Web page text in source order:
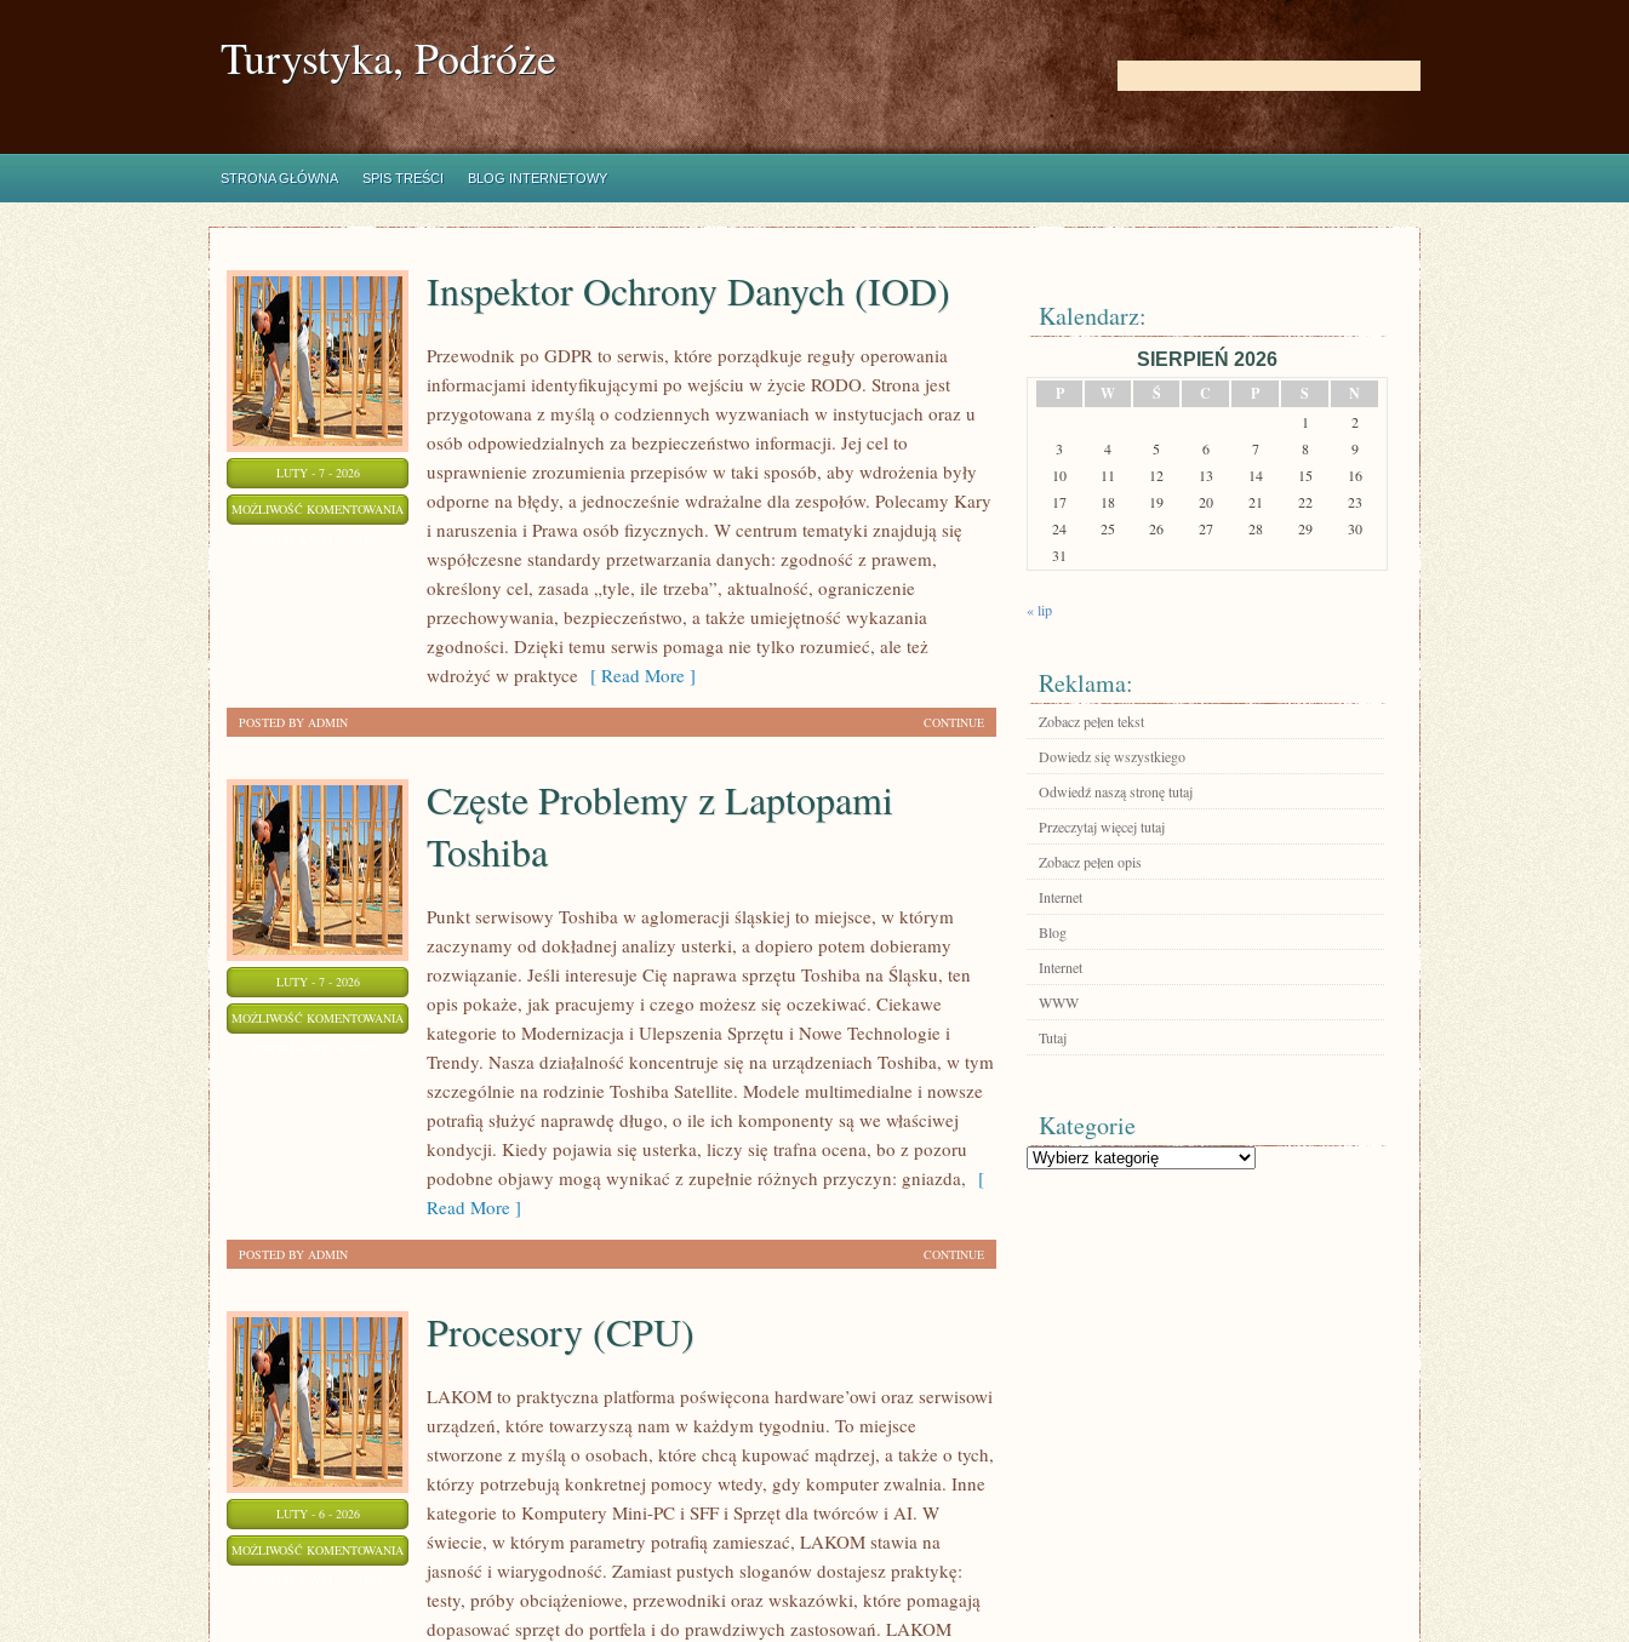
Turystyka, Podróże
STRONA GŁÓWNA SPIS TREŚCI BLOG INTERNETOWY
LUTY - 7 - 2026
MOŻLIWOŚĆ KOMENTOWANIA INSPEKTOR
OCHRONY
DANYCH
(IOD)
Inspektor Ochrony Danych (IOD)
Przewodnik po GDPR to serwis, które porządkuje reguły operowania
informacjami identyfikującymi po wejściu w życie RODO. Strona jest
przygotowana z myślą o codziennych wyzwaniach w instytucjach oraz u
osób odpowiedzialnych za bezpieczeństwo informacji. Jej cel to
usprawnienie zrozumienia przepisów w taki sposób, aby wdrożenia były
odporne na błędy, a jednocześnie wdrażalne dla zespołów. Polecamy Kary
i naruszenia i Prawa osób fizycznych. W centrum tematyki znajdują się
współczesne standardy przetwarzania danych: zgodność z prawem,
określony cel, zasada „tyle, ile trzeba”, aktualność, ograniczenie
przechowywania, bezpieczeństwo, a także umiejętność wykazania
zgodności. Dzięki temu serwis pomaga nie tylko rozumieć, ale też
wdrożyć w praktyce [ Read More ]
CONTINUE
POSTED BY ADMIN
LUTY - 7 - 2026
MOŻLIWOŚĆ KOMENTOWANIA CZĘSTE
PROBLEMY
Częste Problemy z Laptopami
Toshiba
Punkt serwisowy Toshiba w aglomeracji śląskiej to miejsce, w którym
zaczynamy od dokładnej analizy usterki, a dopiero potem dobieramy
rozwiązanie. Jeśli interesuje Cię naprawa sprzętu Toshiba na Śląsku, ten
opis pokaże, jak pracujemy i czego możesz się oczekiwać. Ciekawe
kategorie to Modernizacja i Ulepszenia Sprzętu i Nowe Technologie i
Trendy. Nasza działalność koncentruje się na urządzeniach Toshiba, w tym
szczególnie na rodzinie Toshiba Satellite. Modele multimedialne i nowsze
potrafią służyć naprawdę długo, o ile ich komponenty są we właściwej
kondycji. Kiedy pojawia się usterka, liczy się trafna ocena, bo z pozoru
podobne objawy mogą wynikać z zupełnie różnych przyczyn: gniazda, [
Read More ]
CONTINUE
POSTED BY ADMIN
LUTY - 6 - 2026
MOŻLIWOŚĆ KOMENTOWANIA PROCESORY
(CPU)
Procesory (CPU)
LAKOM to praktyczna platforma poświęcona hardware’owi oraz serwisowi
urządzeń, które towarzyszą nam w każdym tygodniu. To miejsce
stworzone z myślą o osobach, które chcą kupować mądrzej, a także o tych,
którzy potrzebują konkretnej pomocy wtedy, gdy komputer zwalnia. Inne
kategorie to Komputery Mini-PC i SFF i Sprzęt dla twórców i AI. W
świecie, w którym parametry potrafią zamieszać, LAKOM stawia na
jasność i wiarygodność. Zamiast pustych sloganów dostajesz praktykę:
testy, próby obciążeniowe, przewodniki oraz wskazówki, które pomagają
dopasować sprzęt do portfela i do prawdziwych zastosowań. LAKOM
Kalendarz:
SIERPIEŃ 2026
P
W Ś C P S N
1
2
3
4 5 6 7 8
9
10
11 12 13 14 15
16
17
18 19 20 21 22
23
24
25 26 27 28 29
30
31
« lip
Reklama:
Zobacz pełen tekst
Dowiedz się wszystkiego
Odwiedź naszą stronę tutaj
Przeczytaj więcej tutaj
Zobacz pełen opis
Internet
Blog
Internet
WWW
Tutaj
Kategorie
Kategorie